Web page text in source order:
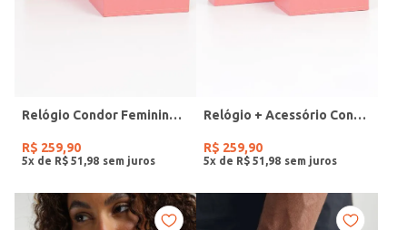
Relógio Condor Feminino DOURADO
R$ 259,90
5x de R$ 51 98
Relógio + Acessório Condor Feminino PRATA
R$ 259,90
5x de R$ 51 98